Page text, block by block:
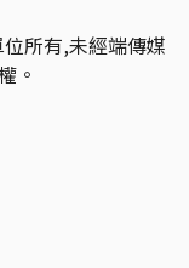
所有,未經端傳媒
。